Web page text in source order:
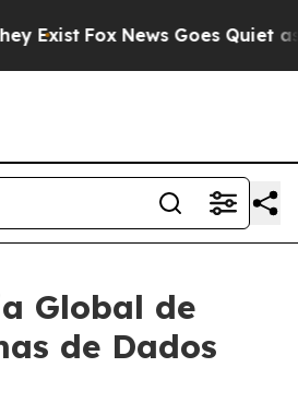
Exist Fox News Goes Quiet as
Global de
de Dados